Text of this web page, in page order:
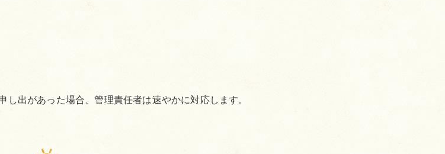
出があった場合、管理責任者は速やかに対応します。